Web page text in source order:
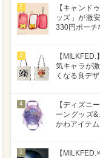
2
【キャンド
ッズ」が激
330円ポーチ
3
【
気キャラが
くなる良デ
4
【ディズニ
ーングッズ
かわアイテ
5
【